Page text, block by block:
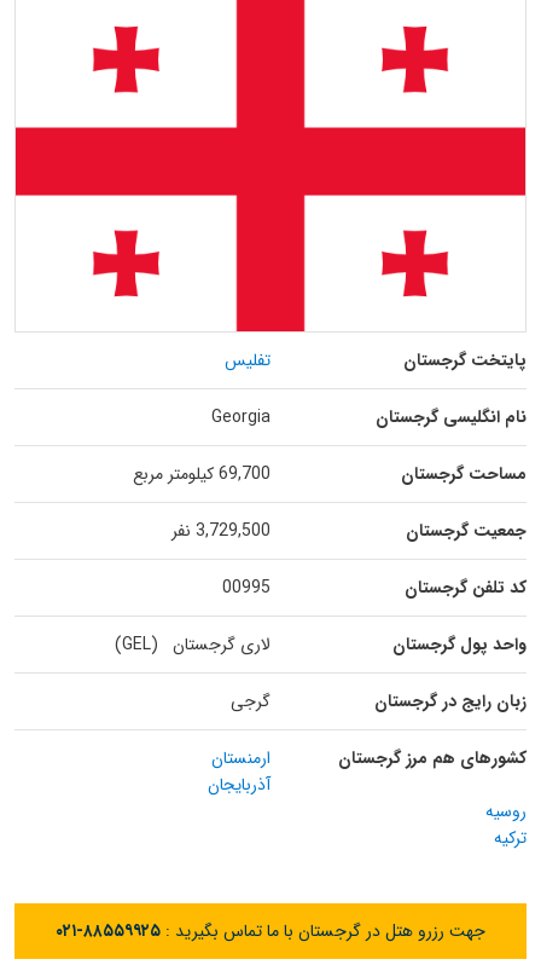
پایتخت گرجستان تفلیس
نام انگلیسی گرجستان Georgia
مساحت گرجستان 69,700 کیلومتر مربع
جمعیت گرجستان 3,729,500 نفر
کد تلفن گرجستان 00995
واحد پول گرجستان لاری گرجستان (GEL)
زبان رایج در گرجستان گرجی
کشورهای هم مرز گرجستان
ارمنستان
آذربایجان
روسیه
ترکیه
جهت رزرو هتل در گرجستان با ما تماس بگیرید : ۰۲۱-۸۸۵۵۹۹۲۵